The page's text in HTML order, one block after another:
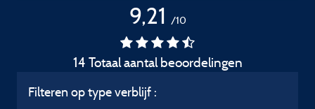
9,21 /10
14 Totaal aantal beoordelingen
Filteren op type verblijf :